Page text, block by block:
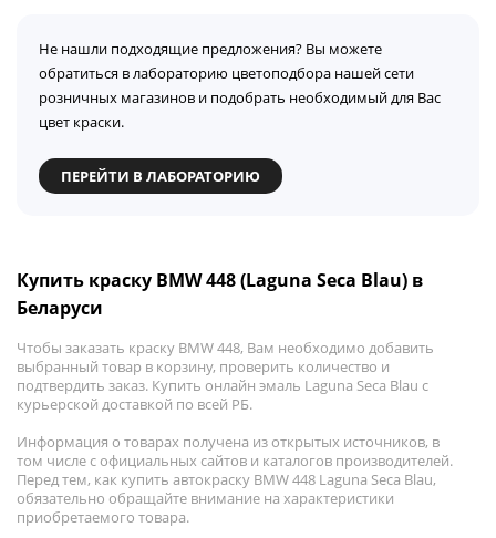
Не нашли подходящие предложения? Вы можете
обратиться в лабораторию цветоподбора нашей сети
розничных магазинов и подобрать необходимый для Вас
цвет краски.
ПЕРЕЙТИ В ЛАБОРАТОРИЮ
Купить краску BMW 448 (Laguna Seca Blau) в
Беларуси
Чтобы заказать краску BMW 448, Вам необходимо добавить
выбранный товар в корзину, проверить количество и
подтвердить заказ. Купить онлайн эмаль Laguna Seca Blau с
курьерской доставкой по всей РБ.
Информация о товарах получена из открытых источников, в
том числе с официальных сайтов и каталогов производителей.
Перед тем, как купить автокраску BMW 448 Laguna Seca Blau,
обязательно обращайте внимание на характеристики
приобретаемого товара.